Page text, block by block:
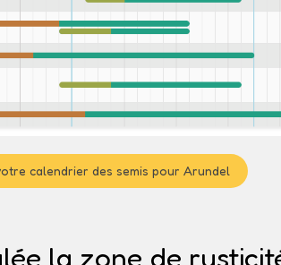
calendrier des semis pour Arundel
la zone de